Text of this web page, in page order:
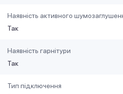
Наявність активного
Так
Наявність гарнітури
Так
Тип підключення